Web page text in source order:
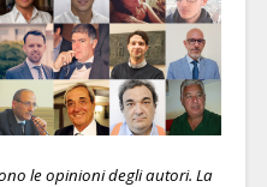
le opinioni degli autori. La